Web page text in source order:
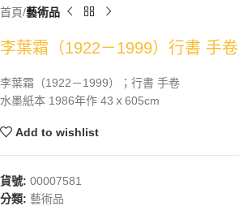
首頁 藝術品
李葉霜（1922－1999）行書 手卷
李葉霜（1922－1999）；行書 手卷
水墨紙本 1986年作 43ｘ605cm
Add to wishlist
貨號: 00007581
分類: 藝術品